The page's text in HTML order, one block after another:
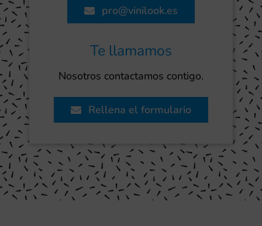
pro@vinilook.es
Te llamamos
Nosotros contactamos contigo.
Rellena el formulario